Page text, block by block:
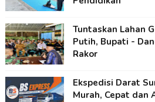
Tuntaskan Lahan
Putih, Bupati -
Rakor
Ekspedisi Darat
Murah, Cepat dan